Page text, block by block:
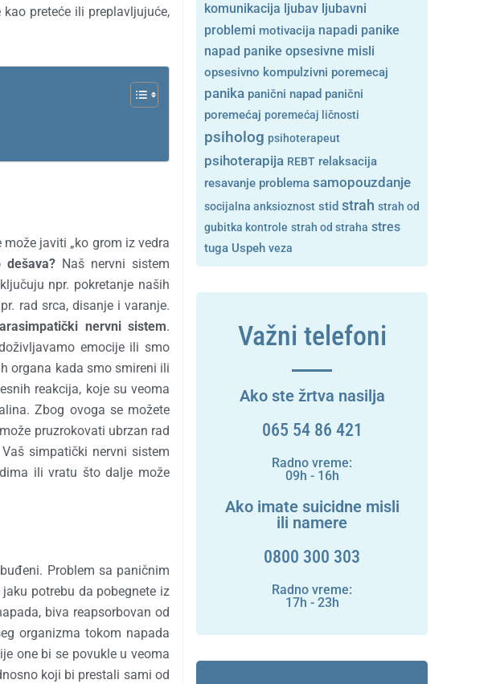
preteće ili preplavljujuće,
javiti „ko grom iz vedra
dešava? Naš nervni sistem
npr. pokretanje naših
rad srca, disanje i varanje.
nervni sistem.
emocije ili smo
organa kada smo smireni ili
reakcija, koje su veoma
Zbog ovoga se možete
pruzrokovati ubrzan rad
simpatički nervni sistem
ili vratu što dalje može
Problem sa paničnim
potrebu da pobegnete iz
biva reapsorbovan od
organizma tokom napada
one bi se povukle u veoma
koji bi prestali sami od
komunikacija ljubav ljubavni
problemi motivacija napadi panike
napad panike opsesivne misli
opsesivno kompulzivni poremecaj
panika panični napad panični
poremećaj poremećaj ličnosti
psiholog psihoterapeut
psihoterapija REBT relaksacija
resavanje problema samopouzdanje
socijalna anksioznost stid strah strah od
gubitka kontrole strah od straha stres
tuga Uspeh veza
Važni telefoni
Ako ste žrtva nasilja
065 54 86 421
Radno vreme:
09h - 16h
Ako imate suicidne misli
ili namere
0800 300 303
Radno vreme:
17h - 23h